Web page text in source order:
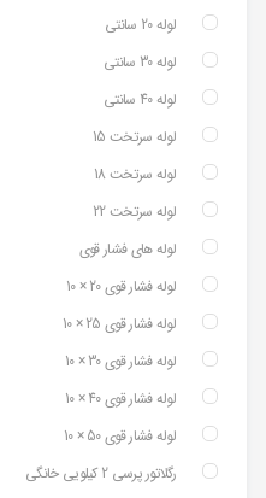
لوله 20 سانتی
لوله 30 سانتی
لوله 40 سانتی
لوله سرتخت 15
لوله سرتخت 18
لوله سرتخت 22
لوله های فشار قوی
لوله فشار قوی 20 × 10
لوله فشار قوی 25 × 10
لوله فشار قوی 30 × 10
لوله فشار قوی 40 × 10
لوله فشار قوی 50 × 10
رگلاتور پرسی 2 کیلویی خانگی